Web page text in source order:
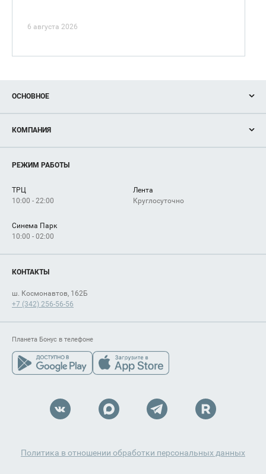
6 августа 2026
ОСНОВНОЕ
Новости
Магазины
Услуги
КОМПАНИЯ
Рекламодателям
Как добраться
РЕЖИМ РАБОТЫ
ТРЦ
10:00 - 22:00
Лента
Круглосуточно
Синема Парк
10:00 - 02:00
КОНТАКТЫ
ш. Космонавтов, 162Б
+7 (342) 256-56-56
Планета Бонус в телефоне
Политика в отношении обработки персональных данных